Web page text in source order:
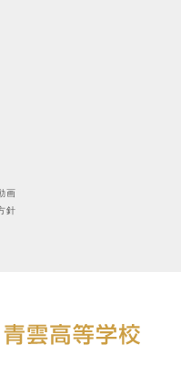
画
針